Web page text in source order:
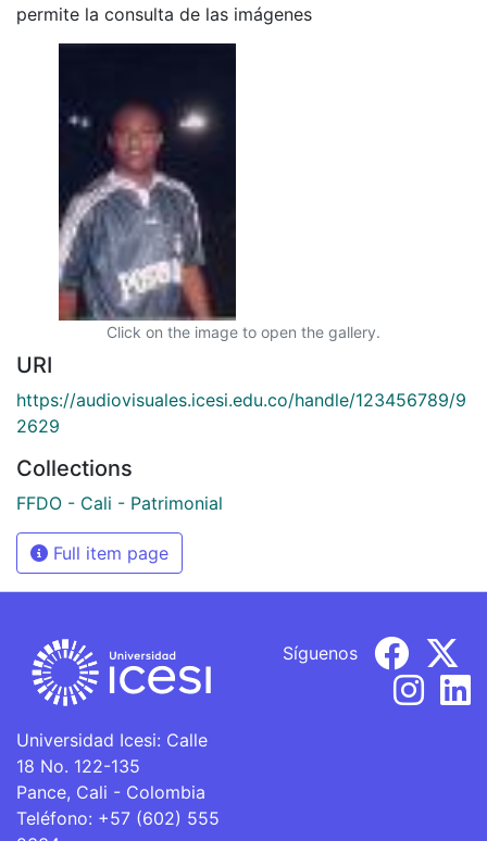
permite la consulta de las imágenes
Click on the image to open the gallery.
URI
https://audiovisuales.icesi.edu.co/handle/123456789/9
2629
Collections
FFDO - Cali - Patrimonial
Full item page
Universidad Icesi: Calle
18 No. 122-135
Pance, Cali - Colombia
Teléfono: +57 (602) 555
Síguenos